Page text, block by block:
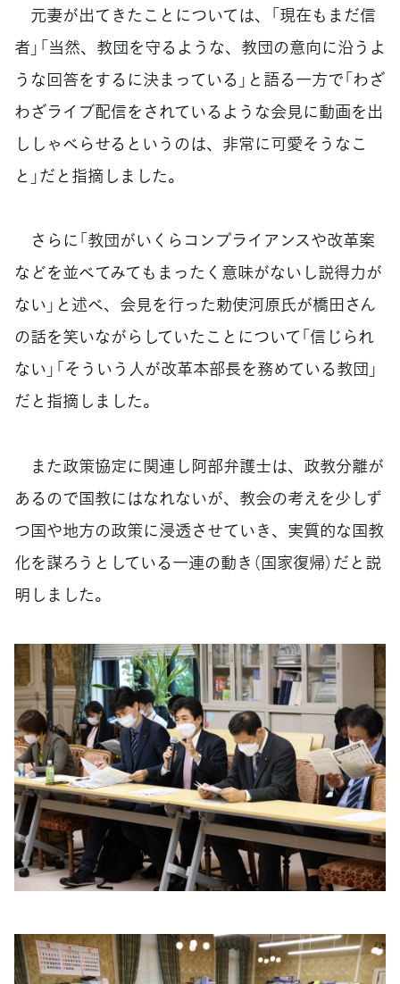
元妻が出てきたことについては、「現在もまだ信
者」「当然、教団を守るような、教団の意向に沿うよ
うな回答をするに決まっている」と語る一方で「わざ
わざライブ配信をされているような会見に動画を出
ししゃべらせるというのは、非常に可愛そうなこ
と」だと指摘しました。
さらに「教団がいくらコンプライアンスや改革案
などを並べてみてもまったく意味がないし説得力が
ない」と述べ、会見を行った勅使河原氏が橋田さん
の話を笑いながらしていたことについて「信じられ
ない」「そういう人が改革本部長を務めている教団」
だと指摘しました。
また政策協定に関連し阿部弁護士は、政教分離が
あるので国教にはなれないが、教会の考えを少しず
つ国や地方の政策に浸透させていき、実質的な国教
化を謀ろうとしている一連の動き（国家復帰）だと説
明しました。